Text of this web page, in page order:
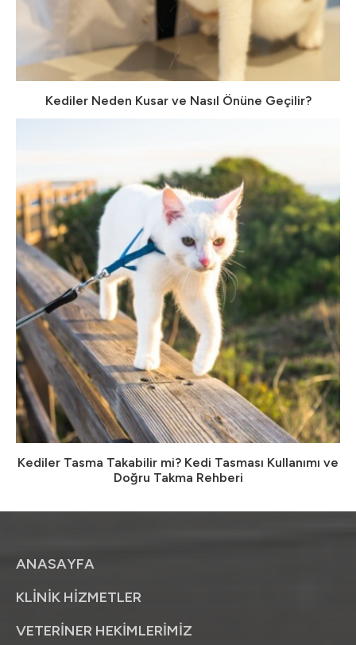
Kediler Neden Kusar ve Nasıl Önüne Geçilir?
Kediler Tasma Takabilir mi? Kedi Tasması Kullanımı ve
Doğru Takma Rehberi
ANASAYFA
KLİNİK HİZMETLER
VETERİNER HEKİMLERİMİZ